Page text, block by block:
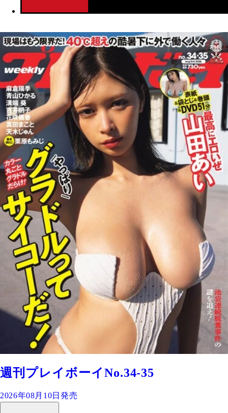
週刊プレイボーイNo.34-35
2026年08月10日発売